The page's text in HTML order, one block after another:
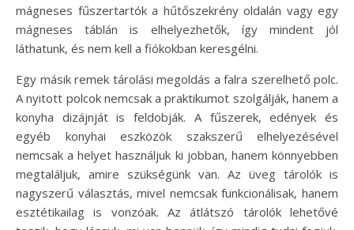
mágneses fűszertartók a hűtőszekrény oldalán vagy egy
mágneses táblán is elhelyezhetők, így mindent jól
láthatunk, és nem kell a fiókokban keresgélni.
Egy másik remek tárolási megoldás a falra szerelhető polc.
A nyitott polcok nemcsak a praktikumot szolgálják, hanem a
konyha dizájnját is feldobják. A fűszerek, edények és
egyéb konyhai eszközök szakszerű elhelyezésével
nemcsak a helyet használjuk ki jobban, hanem könnyebben
megtaláljuk, amire szükségünk van. Az üveg tárolók is
nagyszerű választás, mivel nemcsak funkcionálisak, hanem
esztétikailag is vonzóak. Az átlátszó tárolók lehetővé